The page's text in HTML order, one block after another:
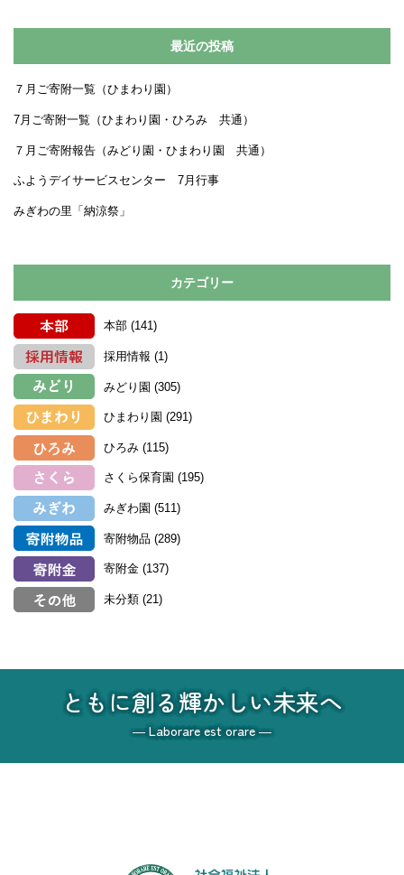
最近の投稿
７月ご寄附一覧（ひまわり園）
7月ご寄附一覧（ひまわり園・ひろみ 共通）
７月ご寄附報告（みどり園・ひまわり園 共通）
ふようデイサービスセンター 7月行事
みぎわの里「納涼祭」
カテゴリー
本部 (141)
採用情報 (1)
みどり園 (305)
ひまわり園 (291)
ひろみ (115)
さくら保育園 (195)
みぎわ園 (511)
寄附物品 (289)
寄附金 (137)
未分類 (21)
ともに創る輝かしい未来へ
― Laborare est orare ―